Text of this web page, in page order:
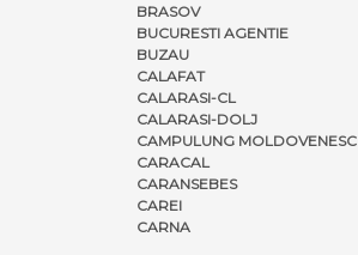
BRASOV
BUCURESTI AGENTIE
BUZAU
CALAFAT
CALARASI-CL
CALARASI-DOLJ
CAMPULUNG MOLDOVENESC
CARACAL
CARANSEBES
CAREI
CARNA